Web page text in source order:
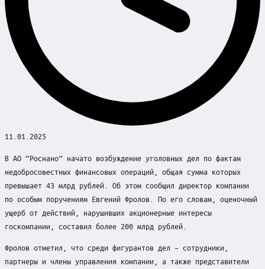
11.01.2025
В АО “Роснано” начато возбуждение уголовных дел по фактам
недобросовестных финансовых операций, общая сумма которых
превышает 43 млрд рублей. Об этом сообщил директор компании
по особым поручениям Евгений Фролов. По его словам, оценочный
ущерб от действий, нарушивших акционерные интересы
госкомпании, составил более 200 млрд рублей.
Фролов отметил, что среди фигурантов дел – сотрудники,
партнеры и члены управления компании, а также представители